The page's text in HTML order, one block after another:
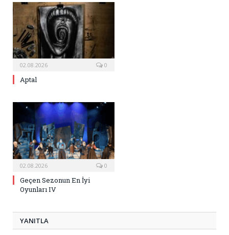
02.08.2026 0
Aptal
02.08.2026 0
Geçen Sezonun En İyi
Oyunları IV
YANITLA